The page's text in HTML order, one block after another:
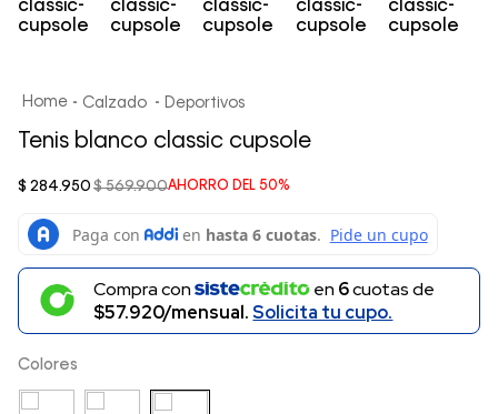
Calzado Deportivos
Tenis blanco classic cupsole
AHORRO DEL 50%
$ 569.900
$ 284.950
Compra con en 6cuotas de
$57.920/mensual.Solicita tu cupo.
Colores